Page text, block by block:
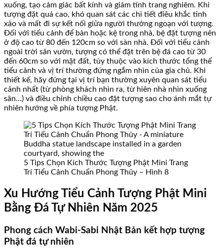
xuống, tạo cảm giác bất kính và giảm tính trang nghiêm. Khi
tượng đặt quá cao, khó quan sát các chi tiết điêu khắc tinh
xảo và mất đi sự kết nối giữa người thưởng ngoạn với tượng.
Đối với tiểu cảnh để bàn hoặc kệ trong nhà, bệ đặt tượng nên
ở độ cao từ 80 đến 120cm so với sàn nhà. Đối với tiểu cảnh
ngoài trời sân vườn, tượng có thể đặt trên bệ đá cao từ 30
đến 60cm so với mặt đất, tùy thuộc vào kích thước tổng thể
tiểu cảnh và vị trí thường đứng ngắm nhìn của gia chủ. Khi
thiết kế, hãy đứng tại vị trí bạn thường xuyên quan sát tiểu
cảnh nhất (từ phòng khách nhìn ra, từ hiên nhà nhìn xuống
sân…) và điều chỉnh chiều cao đặt tượng sao cho ánh mắt tự
nhiên hướng về phía tượng Phật.
5 Tips Chọn Kích Thước Tượng Phật Mini Trang
Trí Tiểu Cảnh Chuẩn Phong Thủy – Hình 8
Xu Hướng Tiểu Cảnh Tượng Phật Mini
Bằng Đá Tự Nhiên Năm 2025
Phong cách Wabi-Sabi Nhật Bản kết hợp tượng
Phật đá tự nhiên